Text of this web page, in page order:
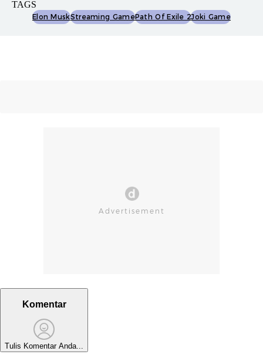
TAGS
Elon MuskStreaming GamePath Of Exile 2Joki Game
Komentar
Tulis Komentar Anda...